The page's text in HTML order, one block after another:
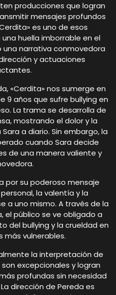
producciones que logran
mensajes profundos
es uno de esos
huella imborrable en el
narrativa conmovedora
y actuaciones
«Cerdita» nos sumerge en
9 años que sufre bullying en
La trama se desarrolla de
mostrando el dolor y la
a diario. Sin embargo, la
cuando Sara decide
de una manera valiente y
por su poderoso mensaje
la valentía y la
a uno mismo. A través de la
el público se ve obligado a
del bullying y la crueldad en
más vulnerables.
la interpretación de
excepcionales y logran
profundas sin necesidad
dirección de Pereda es